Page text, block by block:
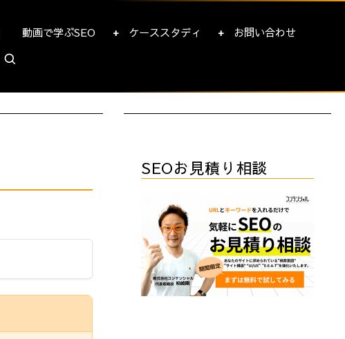
動画で学ぶSEO ケーススタディ
お問い合わせ
SEOお見積り相談